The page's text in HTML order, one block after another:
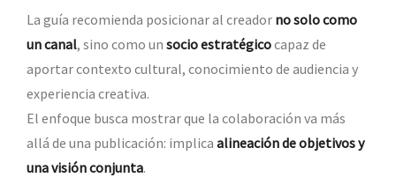
La guía recomienda posicionar al creador no solo como
un canal, sino como un socio estratégicocapaz de
aportar contexto cultural, conocimiento de audiencia y
experiencia creativa.
El enfoque busca mostrar que la colaboración va más
allá de una publicación: implica alineación de objetivos y
una visión conjunta.